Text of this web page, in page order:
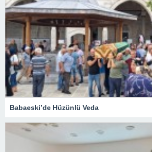
Babaeski’de Hüzünlü Veda